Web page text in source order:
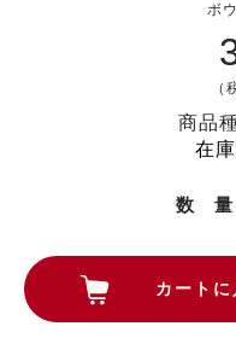
ボ
（
商品
在
数 量